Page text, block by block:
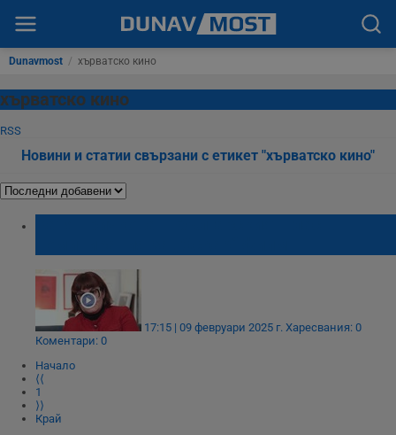
Dunavmost / хърватско кино
хърватско кино
RSS
Новини и статии свързани с етикет "хърватско кино"
17:15 | 09 февруари 2025 г. Харесвания: 0
Коментари: 0
Начало
⟨⟨
1
⟩⟩
Край